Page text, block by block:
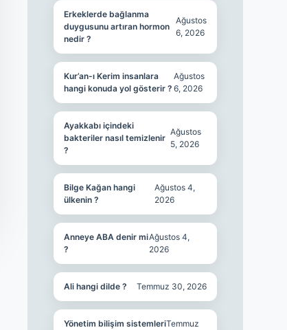
Erkeklerde bağlanma
duygusunu artıran hormon
nedir ?
Ağustos
6, 2026
Kur’an-ı Kerim insanlara
hangi konuda yol gösterir ?
Ağustos
6, 2026
Ayakkabı içindeki
bakteriler nasıl temizlenir
?
Ağustos
5, 2026
Bilge Kağan hangi
ülkenin ?
Ağustos 4,
2026
Anneye ABA denir mi
?
Ağustos 4,
2026
Ali hangi dilde ? Temmuz 30, 2026
Yönetim bilişim sistemleriTemmuz